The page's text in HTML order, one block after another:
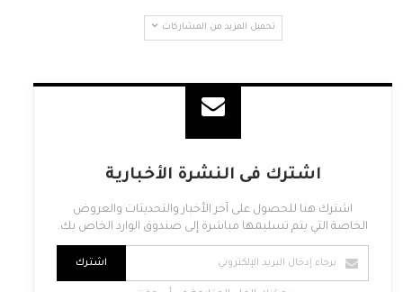
تحميل المزيد من المشاركات
اشترك فى النشرة الأخبارية
اشترك هنا للحصول على آخر الأخبار والتحديثات والعروض
الخاصة التي يتم تسليمها مباشرة إلى صندوق الوارد الخاص بك.
اشترك